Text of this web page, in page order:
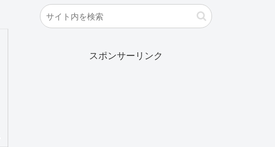
スポンサーリンク